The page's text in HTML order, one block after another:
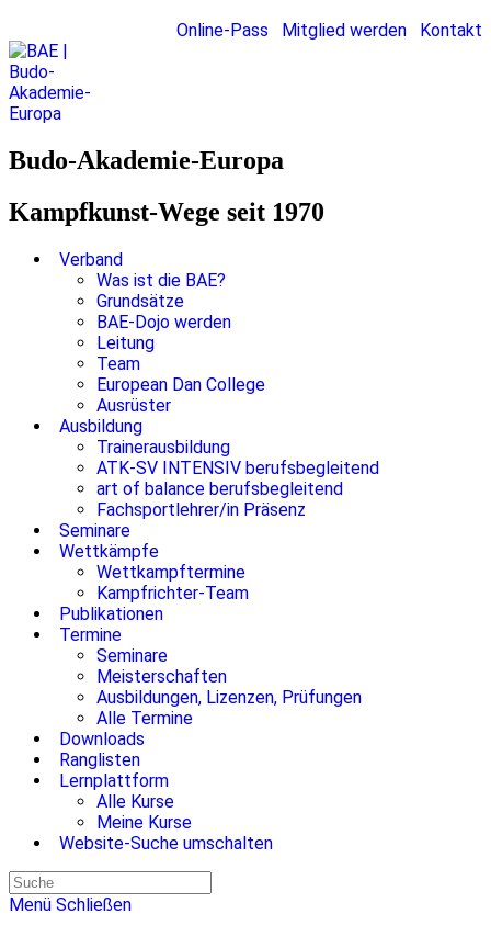
Online-Pass Mitglied werden Kontakt
Budo-Akademie-Europa
Kampfkunst-Wege seit 1970
Verband
Was ist die BAE?
Grundsätze
BAE-Dojo werden
Leitung
Team
European Dan College
Ausrüster
Ausbildung
Trainerausbildung
ATK-SV INTENSIV berufsbegleitend
art of balance berufsbegleitend
Fachsportlehrer/in Präsenz
Seminare
Wettkämpfe
Wettkampftermine
Kampfrichter-Team
Publikationen
Termine
Seminare
Meisterschaften
Ausbildungen, Lizenzen, Prüfungen
Alle Termine
Downloads
Ranglisten
Lernplattform
Alle Kurse
Meine Kurse
Website-Suche umschalten
Menü Schließen